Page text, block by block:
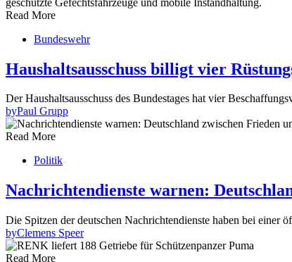
Read More
Bundeswehr
Haushaltsausschuss billigt vier
Der Haushaltsausschuss des Bundestages hat vier
byPaul Grupp
Read More
Politik
Nachrichtendienste warnen:
Die Spitzen der deutschen Nachrichtendienste haben bei
byClemens Speer
Read More